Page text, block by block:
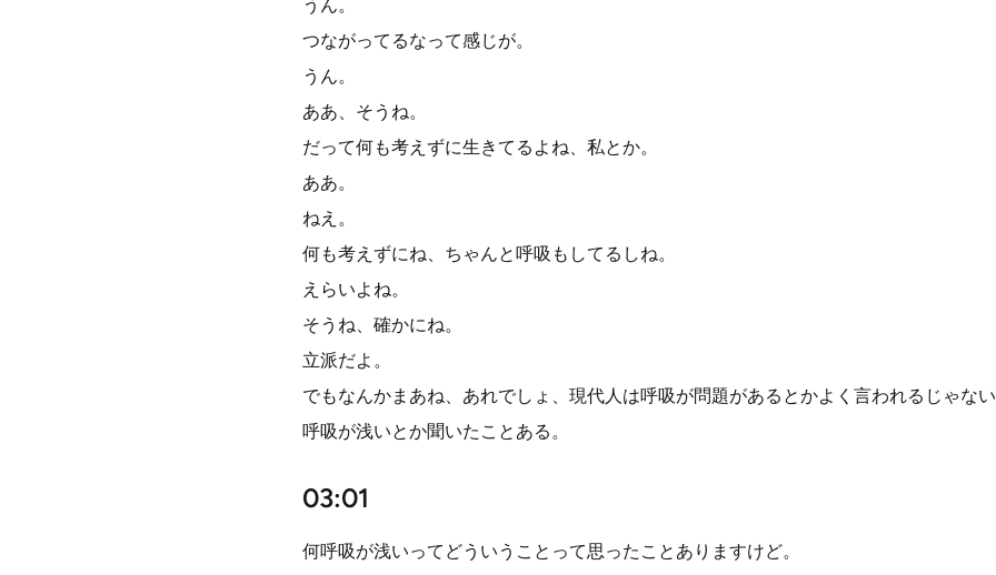
うん。
つながってるなって感じが。
うん。
ああ、そうね。
だって何も考えずに生きてるよね、私とか。
ああ。
ねえ。
何も考えずにね、ちゃんと呼吸もしてるしね。
えらいよね。
そうね、確かにね。
立派だよ。
でもなんかまあね、あれでしょ、現代人は呼吸が問題があるとかよく言われるじゃない
呼吸が浅いとか聞いたことある。
03:01
何呼吸が浅いってどういうことって思ったことありますけど。